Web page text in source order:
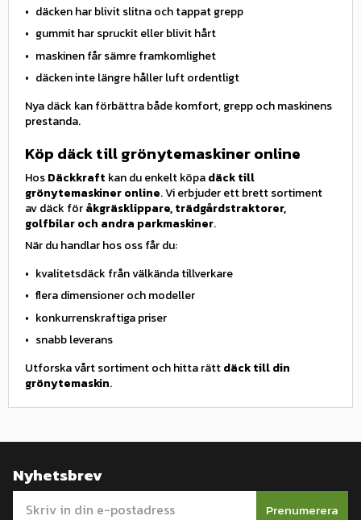
däcken har blivit slitna och tappat grepp
gummit har spruckit eller blivit hårt
maskinen får sämre framkomlighet
däcken inte längre håller luft ordentligt
Nya däck kan förbättra både komfort, grepp och maskinens
prestanda.
Köp däck till grönytemaskiner online
HosDäckkraft kan du enkelt köpadäck till
grönytemaskiner online. Vi erbjuder ett brett sortiment
av däck föråkgräsklippare, trädgårdstraktorer,
golfbilar och andra parkmaskiner.
När du handlar hos oss får du:
kvalitetsdäck från välkända tillverkare
flera dimensioner och modeller
konkurrenskraftiga priser
snabb leverans
Utforska vårt sortiment och hitta rättdäck till din
grönytemaskin.
Nyhetsbrev
Prenumerera